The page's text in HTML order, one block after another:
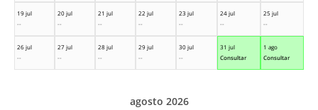
19 jul
--
20 jul
--
21 jul
--
22 jul
--
23 jul
--
24 jul
--
25 jul
--
26 jul
--
27 jul
--
28 jul
--
29 jul
--
30 jul
--
31 jul
Consultar
1 ago
Consultar
agosto 2026